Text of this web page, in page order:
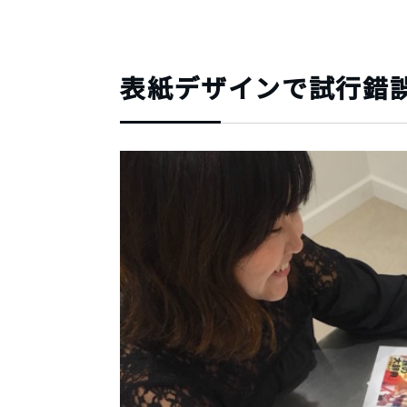
表紙デザインで試行